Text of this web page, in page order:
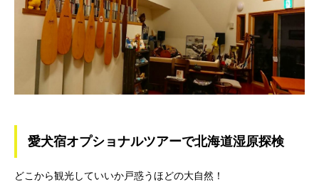
愛犬宿オプショナルツアーで北海道湿原探検
どこから観光していいか戸惑うほどの大自然！